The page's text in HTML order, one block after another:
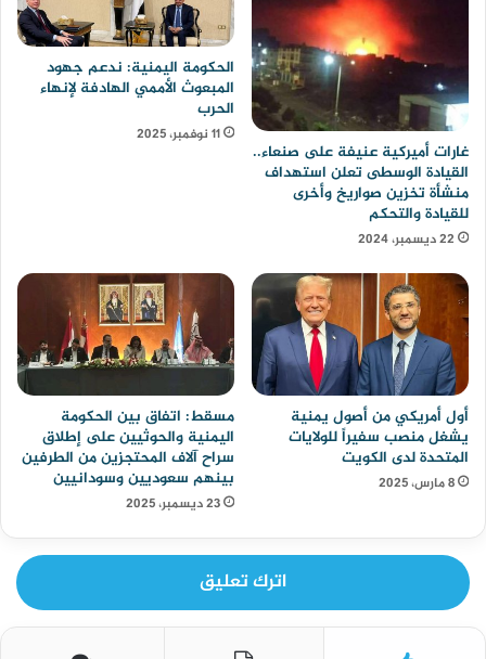
غارات أميركية عنيفة على صنعاء..
القيادة الوسطى تعلن استهداف
منشأة تخزين صواريخ وأخرى
للقيادة والتحكم
22 ديسمبر، 2024
الحكومة اليمنية: ندعم جهود
المبعوث الأممي الهادفة لإنهاء
الحرب
11 نوفمبر، 2025
أول أمريكي من أصول يمنية
يشغل منصب سفيراً للولايات
المتحدة لدى الكويت
8 مارس، 2025
مسقط: اتفاق بين الحكومة
اليمنية والحوثيين على إطلاق
سراح آلاف المحتجزين من الطرفين
بينهم سعوديين وسودانيين
23 ديسمبر، 2025
اترك تعليق